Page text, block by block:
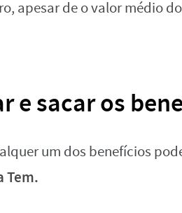
apesar de o valor médio
e sacar os
um dos benefícios
Tem.